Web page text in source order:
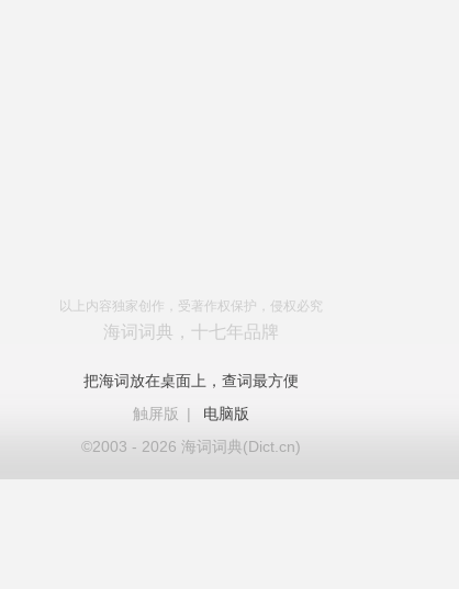
以上内容独家创作，受著作权保护，侵权必究
海词词典，十七年品牌
把海词放在桌面上，查词最方便
触屏版
|
电脑版
©2003 - 2026 海词词典(Dict.cn)